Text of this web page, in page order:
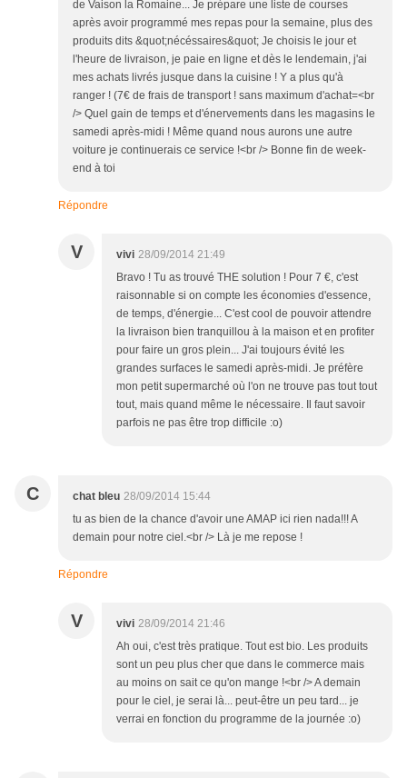
de Vaison la Romaine... Je prépare une liste de courses
après avoir programmé mes repas pour la semaine, plus des
produits dits &quot;nécéssaires&quot; Je choisis le jour et
l'heure de livraison, je paie en ligne et dès le lendemain, j'ai
mes achats livrés jusque dans la cuisine ! Y a plus qu'à
ranger ! (7€ de frais de transport ! sans maximum d'achat=<br
/> Quel gain de temps et d'énervements dans les magasins le
samedi après-midi ! Même quand nous aurons une autre
voiture je continuerais ce service !<br /> Bonne fin de week-
end à toi
Répondre
V vivi 28/09/2014 21:49
Bravo ! Tu as trouvé THE solution ! Pour 7 €, c'est
raisonnable si on compte les économies d'essence,
de temps, d'énergie... C'est cool de pouvoir attendre
la livraison bien tranquillou à la maison et en profiter
pour faire un gros plein... J'ai toujours évité les
grandes surfaces le samedi après-midi. Je préfère
mon petit supermarché où l'on ne trouve pas tout tout
tout, mais quand même le nécessaire. Il faut savoir
parfois ne pas être trop difficile :o)
C chat bleu 28/09/2014 15:44
tu as bien de la chance d'avoir une AMAP ici rien nada!!! A
demain pour notre ciel.<br /> Là je me repose !
Répondre
V vivi 28/09/2014 21:46
Ah oui, c'est très pratique. Tout est bio. Les produits
sont un peu plus cher que dans le commerce mais
au moins on sait ce qu'on mange !<br /> A demain
pour le ciel, je serai là... peut-être un peu tard... je
verrai en fonction du programme de la journée :o)